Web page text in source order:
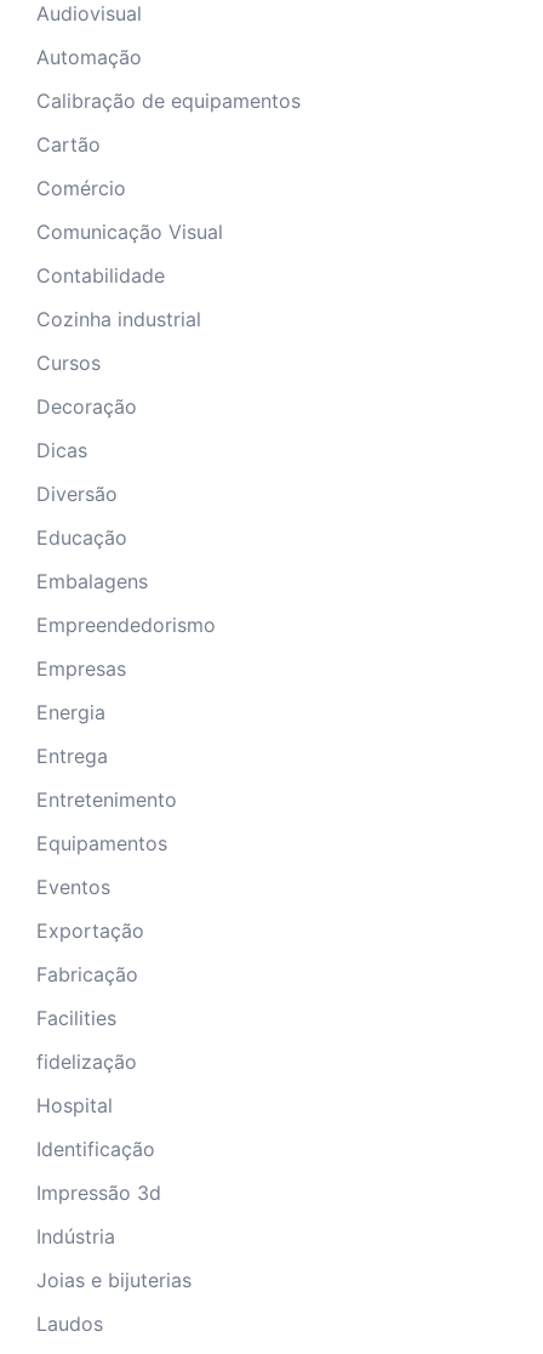
Audiovisual
Automação
Calibração de equipamentos
Cartão
Comércio
Comunicação Visual
Contabilidade
Cozinha industrial
Cursos
Decoração
Dicas
Diversão
Educação
Embalagens
Empreendedorismo
Empresas
Energia
Entrega
Entretenimento
Equipamentos
Eventos
Exportação
Fabricação
Facilities
fidelização
Hospital
Identificação
Impressão 3d
Indústria
Joias e bijuterias
Laudos